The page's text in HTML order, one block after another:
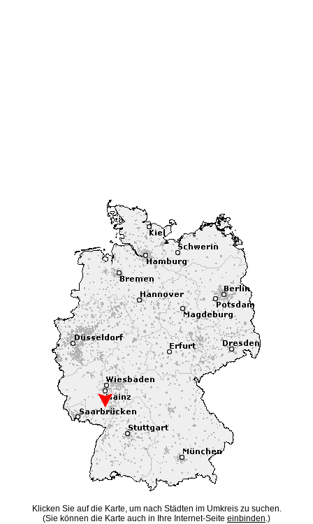
Klicken Sie auf die Karte, um nach Städten im Umkreis zu suchen.
(Sie können die Karte auch in Ihre Internet-Seite einbinden.)